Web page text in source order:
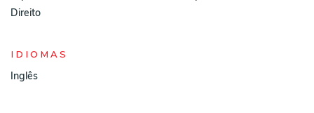
Direito
IDIOMAS
Inglês